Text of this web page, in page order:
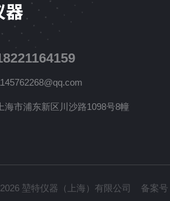
上海市浦东新区川沙路1098号8幢
堃特仪器（上海）有限公司 备案号